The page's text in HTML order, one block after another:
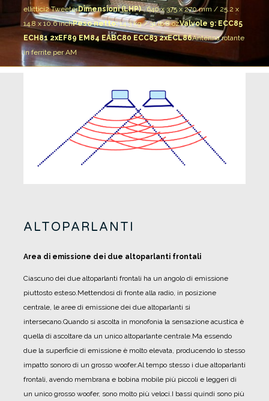
ellittici2 TweeterDimensioni (LHP): 640 x 375 x 270 mm / 25.2 x
14.8 x 10.6 inchPeso netto:14.3 kg / 31 lb 8 ozValvole 9: ECC85
ECH81 2xEF89 EM84 EABC80 ECC83 2xECL86Antenna rotante
in ferrite per AM
ALTOPARLANTI
Area di emissione dei due altoparlanti frontali
Ciascuno dei due altoparlanti frontali ha un angolo di emissione
piuttosto esteso.Mettendosi di fronte alla radio, in posizione
centrale, le aree di emissione dei due altoparlanti si
intersecano.Quando si ascolta in monofonia la sensazione acustica è
quella di ascoltare da un unico altoparlante centrale.Ma essendo
due la superficie di emissione è molto elevata, producendo lo stesso
impatto sonoro di un grosso woofer.Al tempo stesso i due altoparlanti
frontali, avendo membrana e bobina mobile più piccoli e leggeri di
un unico grosso woofer, sono molto più veloci.I bassi quindi sono più